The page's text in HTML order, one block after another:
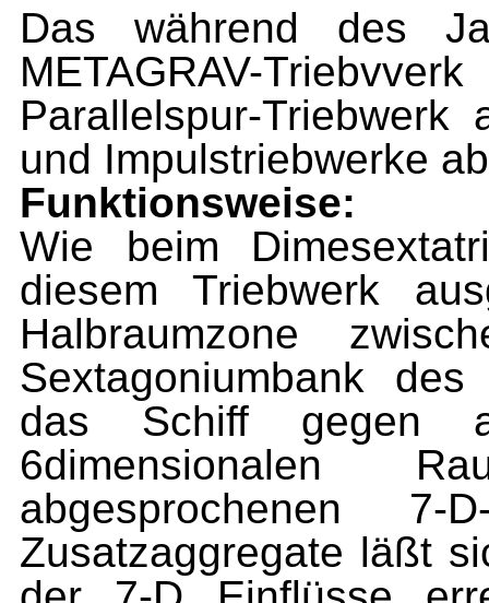
Das während des
METAGRAV-
Parallelspur-
und Impulstriebwerke
Funktionsweise:
Wie beim
diesem Triebwerk
Halbraumzone
Sextagoniumbank
das Schiff gegen
6dimensionalen
abgesprochenen 7-
Zusatzaggregate läßt